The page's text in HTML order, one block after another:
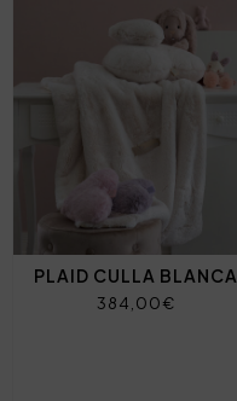
PLAID CULLA BLANCA
384,00€